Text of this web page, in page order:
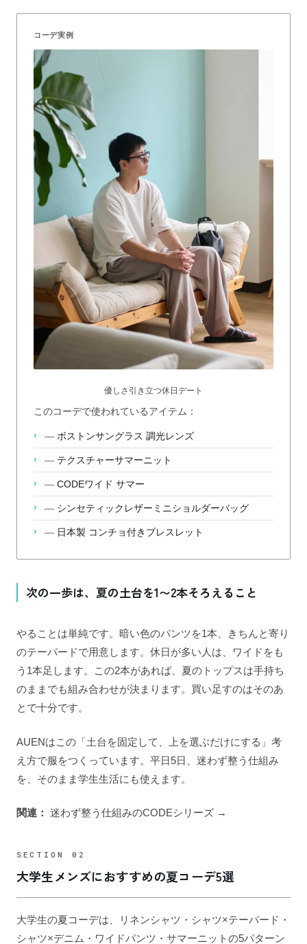
コーデ実例
優しさ引き立つ休日デート
このコーデで使われているアイテム：
— ボストンサングラス 調光レンズ
— テクスチャーサマーニット
— CODEワイド サマー
— シンセティックレザーミニショルダーバッグ
— 日本製 コンチョ付きブレスレット
次の一歩は、夏の土台を1〜2本そろえること
やることは単純です。暗い色のパンツを1本、きちんと寄り
のテーパードで用意します。休日が多い人は、ワイドをも
う1本足します。この2本があれば、夏のトップスは手持ち
のままでも組み合わせが決まります。買い足すのはそのあ
とで十分です。
AUENはこの「土台を固定して、上を選ぶだけにする」考
え方で服をつくっています。平日5日、迷わず整う仕組み
を、そのまま学生生活にも使えます。
関連： 迷わず整う仕組みのCODEシリーズ →
大学生メンズにおすすめの夏コーデ5選
大学生の夏コーデは、リネンシャツ・シャツ×テーパード・
シャツ×デニム・ワイドパンツ・サマーニットの5パターン